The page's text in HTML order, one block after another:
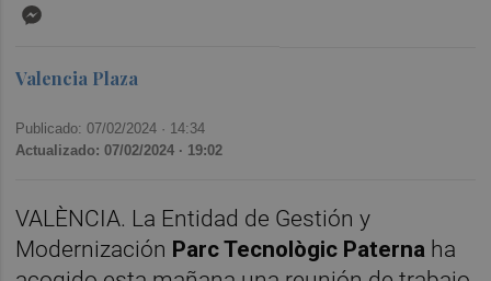
Valencia Plaza
Publicado: 07/02/2024 · 14:34
Actualizado: 07/02/2024 · 19:02
VALÈNCIA. La Entidad de Gestión y
Modernización Parc Tecnològic Paterna ha